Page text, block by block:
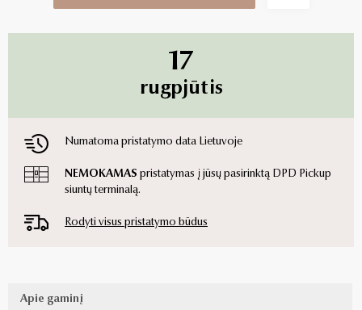
17
rugpjūtis
Numatoma pristatymo data Lietuvoje
NEMOKAMAS pristatymas į jūsų pasirinktą DPD Pickup
siuntų terminalą.
Rodyti visus pristatymo būdus
Apie gaminį